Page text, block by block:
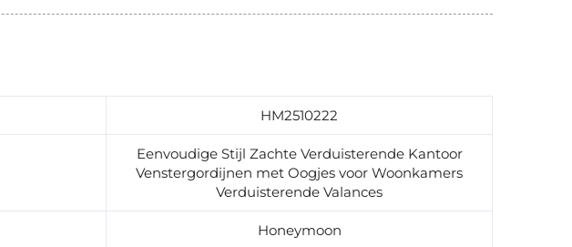
HM2510222
Eenvoudige Stijl Zachte Verduisterende Kantoor
Venstergordijnen met Oogjes voor Woonkamers
Verduisterende Valances
Honeymoon